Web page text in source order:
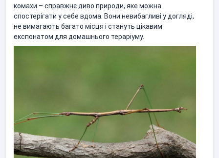
комахи – справжнє диво природи, яке можна
спостерігати у себе вдома. Вони невибагливі у догляді,
не вимагають багато місця і стануть цікавим
експонатом для домашнього тераріуму.